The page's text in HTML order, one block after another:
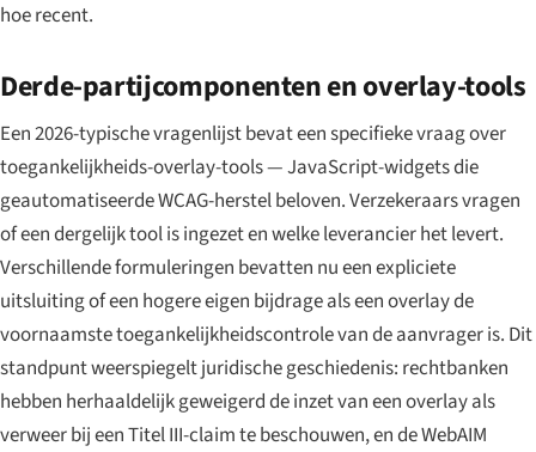
hoe recent.
Derde-partijcomponenten en overlay-tools
Een 2026-typische vragenlijst bevat een specifieke vraag over
toegankelijkheids-overlay-tools — JavaScript-widgets die
geautomatiseerde WCAG-herstel beloven. Verzekeraars vragen
of een dergelijk tool is ingezet en welke leverancier het levert.
Verschillende formuleringen bevatten nu een expliciete
uitsluiting of een hogere eigen bijdrage als een overlay de
voornaamste toegankelijkheidscontrole van de aanvrager is. Dit
standpunt weerspiegelt juridische geschiedenis: rechtbanken
hebben herhaaldelijk geweigerd de inzet van een overlay als
verweer bij een Titel III-claim te beschouwen, en de WebAIM